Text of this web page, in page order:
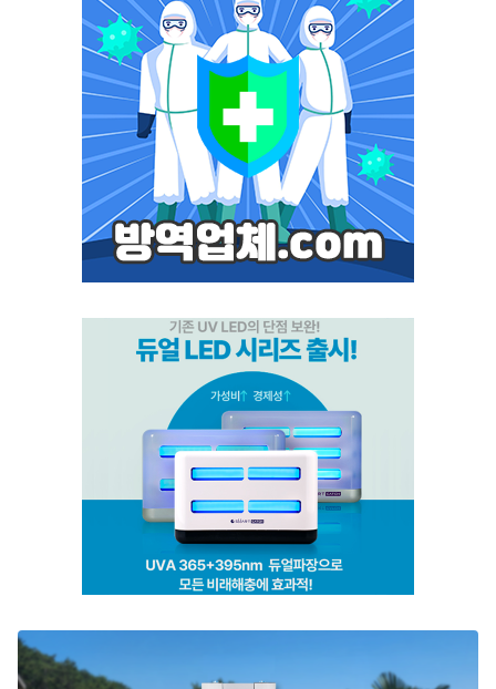
모스포커스
포커스 LED
스마트키퍼 UV LED 일반형
스마트키퍼 UV LED 고급형
스마트캐치